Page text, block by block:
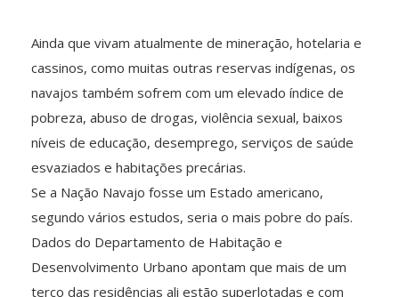
Ainda que vivam atualmente de mineração, hotelaria e
cassinos, como muitas outras reservas indígenas, os
navajos também sofrem com um elevado índice de
pobreza, abuso de drogas, violência sexual, baixos
níveis de educação, desemprego, serviços de saúde
esvaziados e habitações precárias.
Se a Nação Navajo fosse um Estado americano,
segundo vários estudos, seria o mais pobre do país.
Dados do Departamento de Habitação e
Desenvolvimento Urbano apontam que mais de um
terço das residências ali estão superlotadas e com